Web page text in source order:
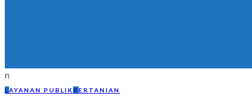
n
L AYANAN PUBLIKP ERTANIAN